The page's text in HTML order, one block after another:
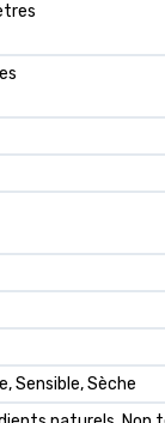
Sensible, Sèche